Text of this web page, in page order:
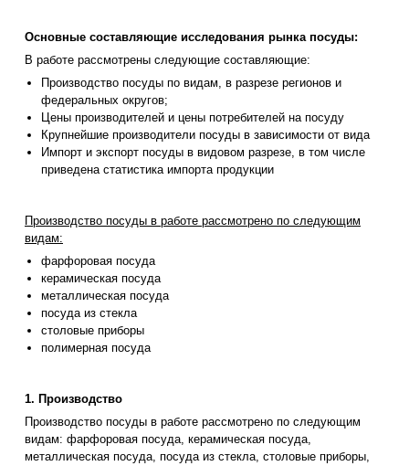
Основные составляющие исследования рынка посуды:
В работе рассмотрены следующие составляющие:
Производство посуды по видам, в разрезе регионов и
федеральных округов;
Цены производителей и цены потребителей на посуду
Крупнейшие производители посуды в зависимости от вида
Импорт и экспорт посуды в видовом разрезе, в том числе
приведена статистика импорта продукции
Производство посуды в работе рассмотрено по следующим
видам:
фарфоровая посуда
керамическая посуда
металлическая посуда
посуда из стекла
столовые приборы
полимерная посуда
1. Производство
Производство посуды в работе рассмотрено по следующим
видам: фарфоровая посуда, керамическая посуда,
металлическая посуда, посуда из стекла, столовые приборы,